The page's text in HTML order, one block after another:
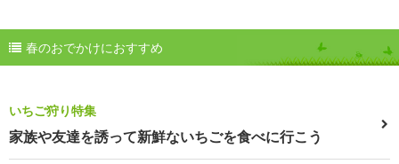
春のおでかけにおすすめ
いちご狩り特集
家族や友達を誘って新鮮ないちごを食べに行こう